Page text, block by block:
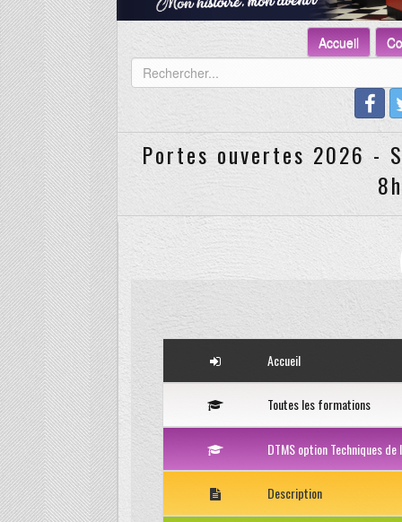
Accueil
Portes ouvertes 2026 -
Accueil
Toutes les formations
DTMS option Techniques
Description